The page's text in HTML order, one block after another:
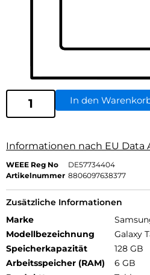
In den
Informationen nach EU Data
WEEE Reg No
DE57734404
Artikelnummer 8806097638377
Zusätzliche Informationen
Marke
Modellbezeichnung
Galaxy
Speicherkapazität
128 GB
Arbeitsspeicher (RAM)
6 GB